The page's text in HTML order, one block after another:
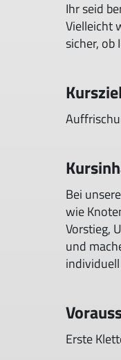
Ihr seid
Vielleicht
sicher, ob
Kursziel
Bei
wie
Vorstieg,
und
Erste